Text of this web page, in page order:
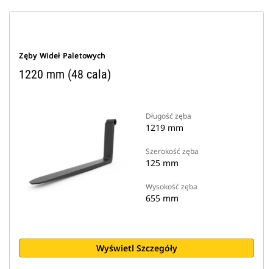
Zęby Wideł Paletowych
1220 mm (48 cala)
Długość zęba
1219 mm
Szerokość zęba
125 mm
Wysokość zęba
655 mm
Wyświetl Szczegóły